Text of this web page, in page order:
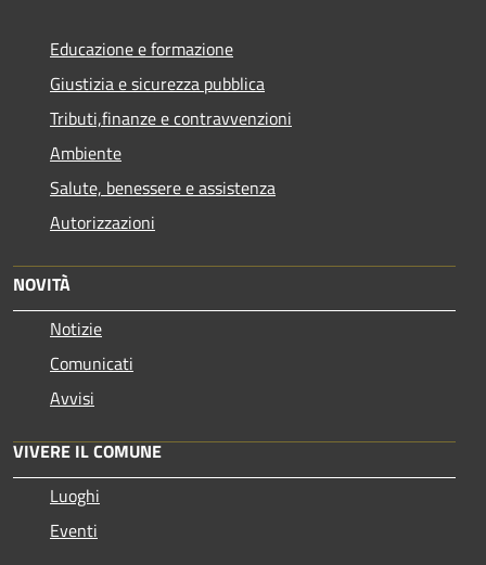
Educazione e formazione
Giustizia e sicurezza pubblica
Tributi,finanze e contravvenzioni
Ambiente
Salute, benessere e assistenza
Autorizzazioni
NOVITÀ
Notizie
Comunicati
Avvisi
VIVERE IL COMUNE
Luoghi
Eventi